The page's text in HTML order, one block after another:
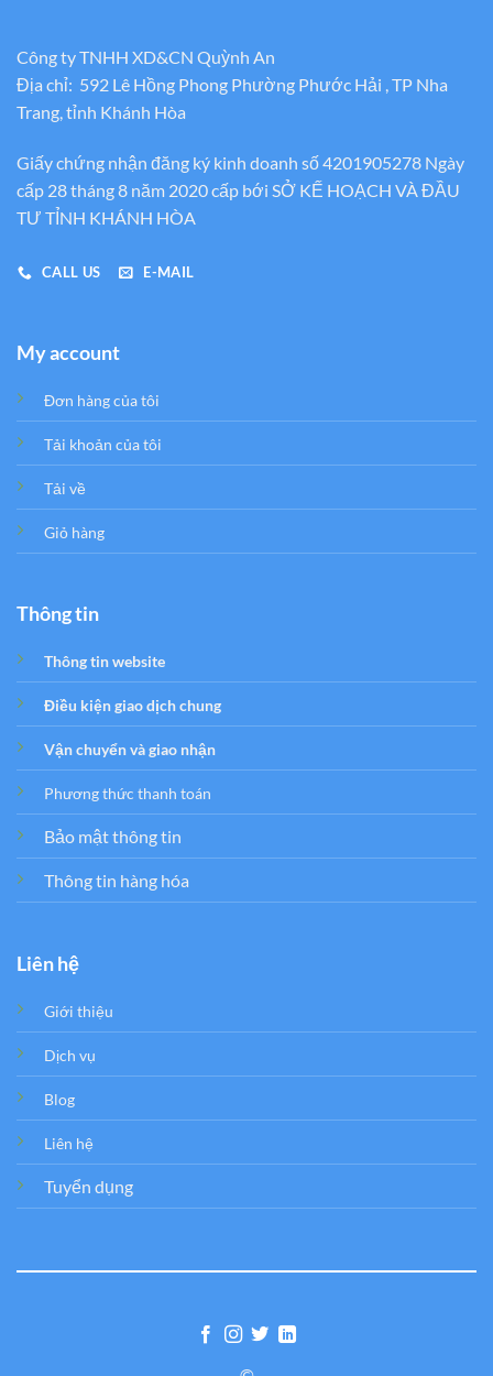
Công ty TNHH XD&CN Quỳnh An
Địa chỉ: 592 Lê Hồng Phong Phường Phước Hải , TP Nha
Trang, tỉnh Khánh Hòa
Giấy chứng nhận đăng ký kinh doanh số 4201905278 Ngày
cấp 28 tháng 8 năm 2020 cấp bới SỞ KẾ HOẠCH VÀ ĐẦU
TƯ TỈNH KHÁNH HÒA
CALL US E-MAIL
My account
Đơn hàng của tôi
Tải khoản của tôi
Tải về
Giỏ hàng
Thông tin
Thông tin website
Điều kiện giao dịch chung
Vận chuyển và giao nhận
Phương thức thanh toán
Bảo mật thông tin
Thông tin hàng hóa
Liên hệ
Giới thiệu
Dịch vụ
Blog
Liên hệ
Tuyển dụng